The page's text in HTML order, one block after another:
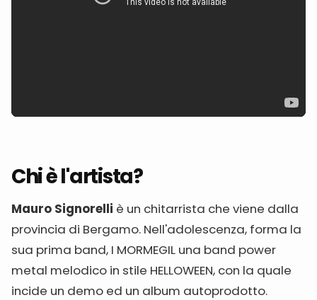
Chi è l'artista?
Mauro Signorelli è un chitarrista che viene dalla
provincia di Bergamo. Nell'adolescenza, forma la
sua prima band, I MORMEGIL una band power
metal melodico in stile HELLOWEEN, con la quale
incide un demo ed un album autoprodotto.